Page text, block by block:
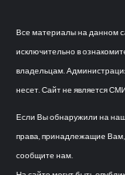
Все материалы на данном
исключительно в
владельцам.
несет. Сайт не является
Если Вы обнаружили на
права, принадлежащие
сообщите нам.